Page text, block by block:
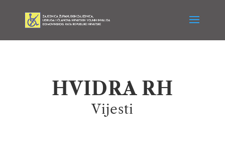
HVIDRA RH
Vijesti